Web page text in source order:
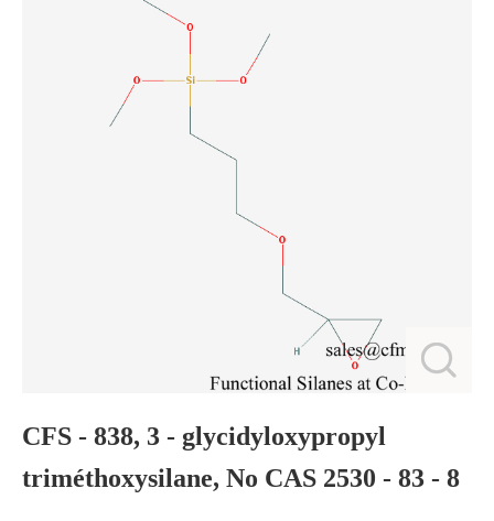
CFS - 838, 3 - glycidyloxypropyl
triméthoxysilane, No CAS 2530 - 83 - 8